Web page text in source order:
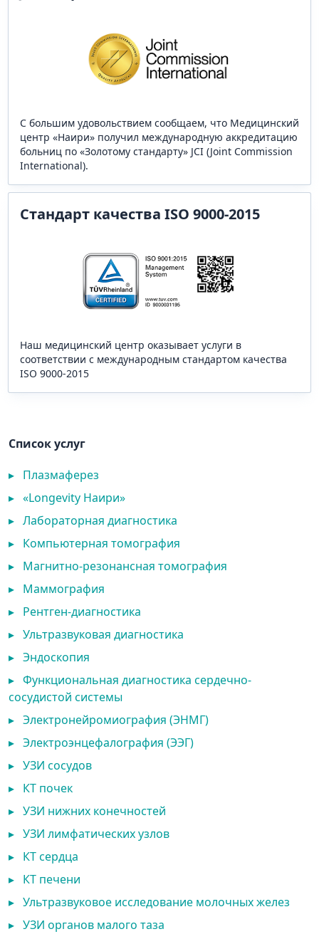
С большим удовольствием сообщаем, что Медицинский
центр «Наири» получил международную аккредитацию
больниц по «Золотому стандарту» JCI (Joint Commission
International).
Стандарт качества ISO 9000-2015
Наш медицинский центр оказывает услуги в
соответствии с международным стандартом качества
ISO 9000-2015
Список услуг
▸ Плазмаферез
▸ «Longevity Наири»
▸ Лабораторная диагностика
▸ Компьютерная томография
▸ Магнитно-резонансная томография
▸ Маммография
▸ Рентген-диагностика
▸ Ультразвуковая диагностика
▸ Эндоскопия
▸ Функциональная диагностика сердечно-
сосудистой системы
▸ Электронейромиография (ЭНМГ)
▸ Электроэнцефалография (ЭЭГ)
▸ УЗИ сосудов
▸ КТ почек
▸ УЗИ нижних конечностей
▸ УЗИ лимфатических узлов
▸ КТ сердца
▸ КТ печени
▸ Ультразвуковое исследование молочных желез
▸ УЗИ органов малого таза